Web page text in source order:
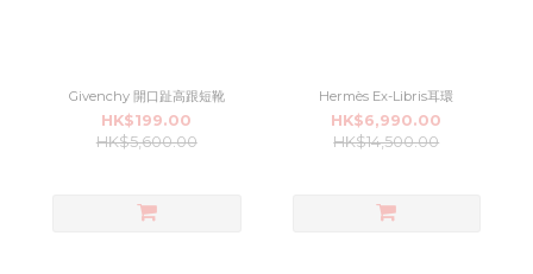
Givenchy 開口趾高跟短靴
HK$199.00
HK$5,600.00
Hermès Ex-Libris耳環
HK$6,990.00
HK$14,500.00